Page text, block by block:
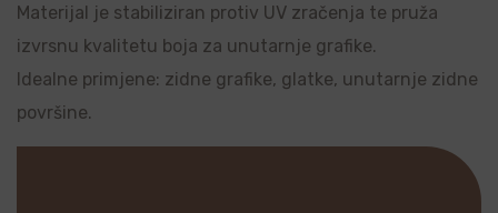
Materijal je stabiliziran protiv UV zračenja te pruža
izvrsnu kvalitetu boja za unutarnje grafike.
Idealne primjene: zidne grafike, glatke, unutarnje zidne
površine.